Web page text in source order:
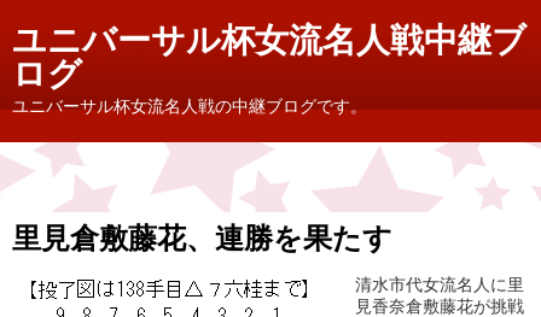
ユニバーサル杯女流名人戦中継ブ
ログ
ユニバーサル杯女流名人戦の中継ブログです。
里見倉敷藤花、連勝を果たす
清水市代女流名人に里
見香奈倉敷藤花が挑戦